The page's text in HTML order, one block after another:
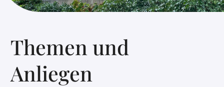
Themen und
Anliegen